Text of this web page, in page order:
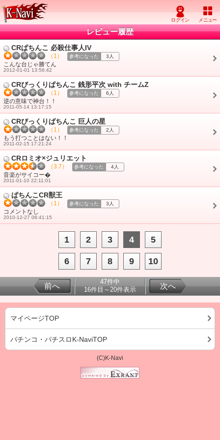
レビュー履歴
CRぱちんこ 必殺仕事人IV
（1） 参考になった 3人
こんな台じゃ勝てん
2012-01-01 13:56:42
CRびっくりぱちんこ 銭形平次 with チームZ
（1） 参考になった 6人
逆の意味で神台！！
2011-05-14 13:17:15
CRびっくりぱちんこ 巨人の星
（1） 参考になった 2人
もう打つことはない！！
2011-02-15 17:21:24
CRロミオ×ジュリエット
（3.7） 参考になった 4人
音楽がサイコー�
2011-01-10 22:11:01
ぱちんこCR獣王
（1） 参考になった 3人
コメントなし
2010-12-27 06:41:15
1 2 3 4 5
6 7 8 9 10
前へ
47件中
16件目～20件表示
次へ
マイページTOP
パチンコ・パチスロK-NaviTOP
(C)K-Navi